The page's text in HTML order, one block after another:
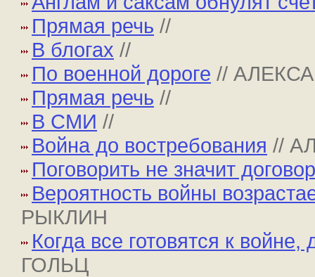
Прямая речь //
В блогах //
По военной дороге //
Прямая речь //
В СМИ //
Война до востребования //
Поговорить не значит
Вероятность войны
РЫКЛИН
Когда все готовятся к
ГОЛЬЦ